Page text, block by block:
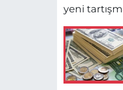
yeni